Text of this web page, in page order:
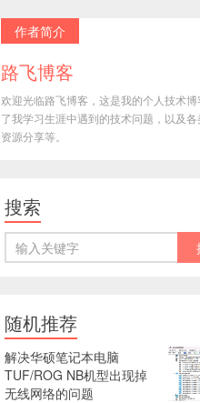
作者简介
路飞博客
欢迎光临路飞博客，这是我的个人技术博
了我学习生涯中遇到的技术问题，以及各
资源分享等。
搜索
随机推荐
解决华硕笔记本电脑
TUF/ROG NB机型出现掉
无线网络的问题